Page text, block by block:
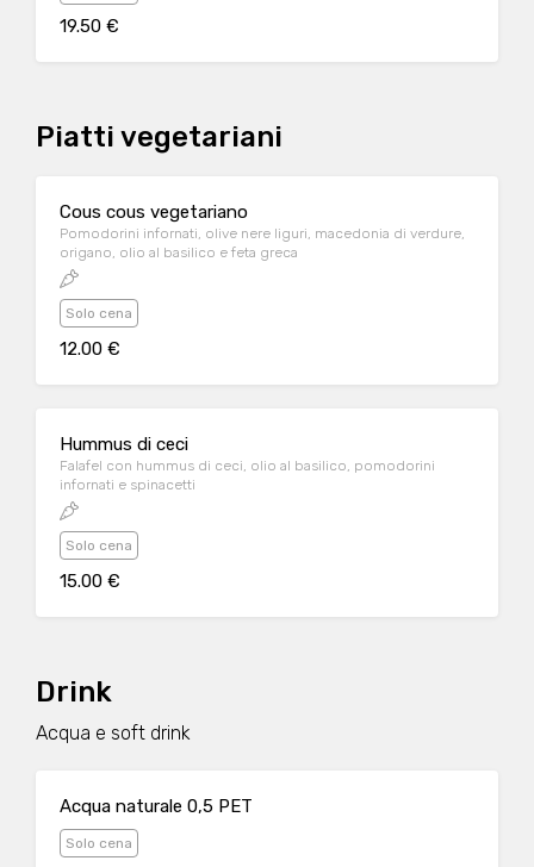
19.50 €
Piatti vegetariani
Cous cous vegetariano
Pomodorini infornati, olive nere liguri, macedonia di verdure,
origano, olio al basilico e feta greca
Solo cena
12.00 €
Hummus di ceci
Falafel con hummus di ceci, olio al basilico, pomodorini
infornati e spinacetti
Solo cena
15.00 €
Drink
Acqua e soft drink
Acqua naturale 0,5 PET
Solo cena